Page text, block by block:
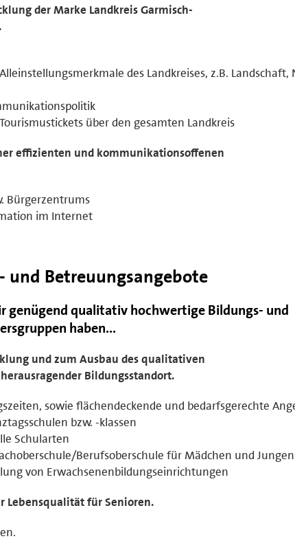
der Marke Landkreis Garmisch-
des Landkreises, z.B. Landschaft,
über den gesamten Landkreis
effizienten und kommunikationsoffenen
Bürgerzentrums
im Internet
und Betreuungsangebote
genügend qualitativ hochwertige Bildungs- und
haben...
und zum Ausbau des qualitativen
Bildungsstandort.
sowie flächendeckende und bedarfsgerechte
bzw. -klassen
Schularten
Berufsoberschule für Mädchen und Jungen
von Erwachsenenbildungseinrichtungen
Lebensqualität für Senioren.